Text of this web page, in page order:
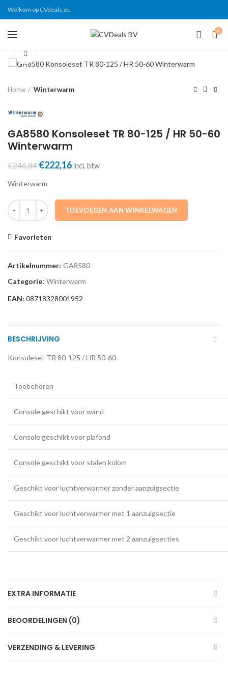
Welkom op CVdeals.eu
0
Home Winterwarm
GA8580 Konsoleset TR 80-125 / HR 50-60
Winterwarm
€246,84 Oorspronkelijke
was:
€246,84.
€222,16Huidige
€222,16.
incl. btw
Winterwarm
GA8580 Konsoleset TR 80-125 / HR 50-60 Winterwarm aantal
TOEVOEGEN AAN WINKELWAGEN
Favorieten
Artikelnummer: GA8580
Categorie: Winterwarm
EAN: 08718328001952
BESCHRIJVING
Konsoleset TR 80-125 / HR 50-60
Toebehoren
Console geschikt voor wand
Console geschikt voor plafond
Console geschikt voor stalen kolom
Geschikt voor luchtverwarmer zonder aanzuigsectie
Geschikt voor luchtverwarmer met 1 aanzuigsectie
Geschikt voor luchtverwarmer met 2 aanzuigsecties
EXTRA INFORMATIE
BEOORDELINGEN (0)
VERZENDING & LEVERING